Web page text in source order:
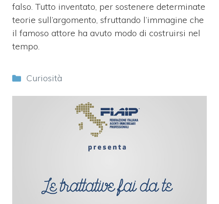
falso. Tutto inventato, per sostenere determinate
teorie sull’argomento, sfruttando l’immagine che
il famoso attore ha avuto modo di costruirsi nel
tempo.
Categorie
Curiosità